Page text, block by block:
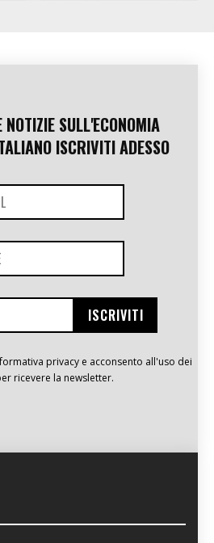
SULL'ECONOMIA
ISCRIVITI ADESSO
privacy e acconsento all'uso dei
ricevere la newsletter.